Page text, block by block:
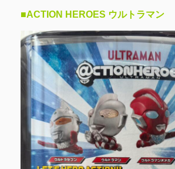
■ACTION HEROES ウルトラマン